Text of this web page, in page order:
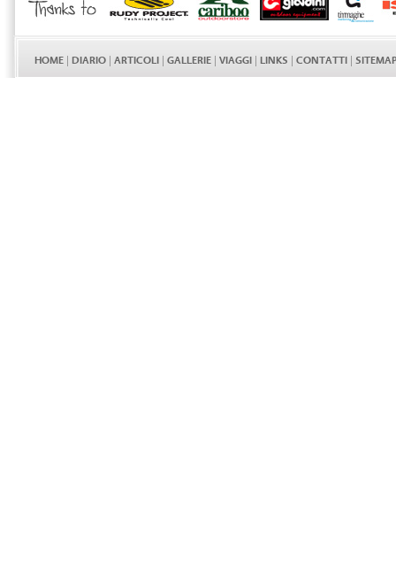
HOME | DIARIO | ARTICOLI | GALLERIE | VIAGGI | LINKS | CONTATTI | SITEMAP